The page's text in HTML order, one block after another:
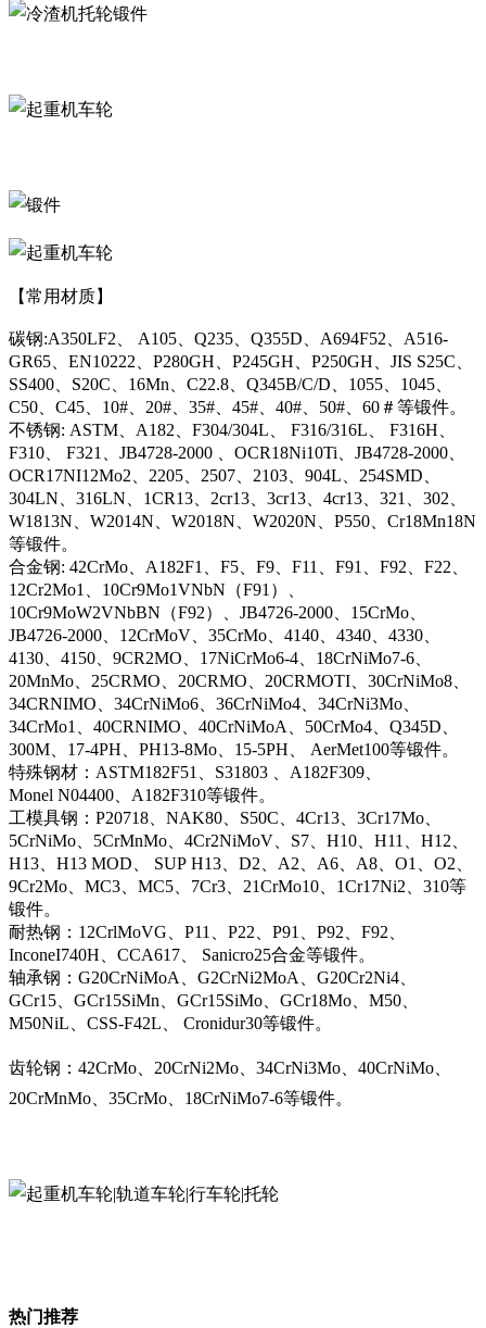
【常用材质】
碳钢:A350LF2、 A105、Q235、Q355D、A694F52、A516-
GR65、EN10222、P280GH、P245GH、P250GH、JIS S25C、
SS400、S20C、16Mn、C22.8、Q345B/C/D、1055、1045、
C50、C45、10#、20#、35#、45#、40#、50#、60＃等锻件。
不锈钢: ASTM、A182、F304/304L、 F316/316L、 F316H、
F310、 F321、JB4728-2000 、OCR18Ni10Ti、JB4728-2000、
OCR17NI12Mo2、2205、2507、2103、904L、254SMD、
304LN、316LN、1CR13、2cr13、3cr13、4cr13、321、302、
W1813N、W2014N、W2018N、W2020N、P550、Cr18Mn18N
等锻件。
合金钢: 42CrMo、A182F1、F5、F9、F11、F91、F92、F22、
12Cr2Mo1、10Cr9Mo1VNbN（F91）、
10Cr9MoW2VNbBN（F92）、JB4726-2000、15CrMo、
JB4726-2000、12CrMoV、35CrMo、4140、4340、4330、
4130、4150、9CR2MO、17NiCrMo6-4、18CrNiMo7-6、
20MnMo、25CRMO、20CRMO、20CRMOTI、30CrNiMo8、
34CRNIMO、34CrNiMo6、36CrNiMo4、34CrNi3Mo、
34CrMo1、40CRNIMO、40CrNiMoA、50CrMo4、Q345D、
300M、17-4PH、PH13-8Mo、15-5PH、 AerMet100等锻件。
特殊钢材：ASTM182F51、S31803 、A182F309、
Monel N04400、A182F310等锻件。
工模具钢：P20718、NAK80、S50C、4Cr13、3Cr17Mo、
5CrNiMo、5CrMnMo、4Cr2NiMoV、S7、H10、H11、H12、
H13、H13 MOD、 SUP H13、D2、A2、A6、A8、O1、O2、
9Cr2Mo、MC3、MC5、7Cr3、21CrMo10、1Cr17Ni2、310等
锻件。
耐热钢：12CrlMoVG、P11、P22、P91、P92、F92、
InconeI740H、CCA617、 Sanicro25合金等锻件。
轴承钢：G20CrNiMoA、G2CrNi2MoA、G20Cr2Ni4、
GCr15、GCr15SiMn、GCr15SiMo、GCr18Mo、M50、
M50NiL、CSS-F42L、 Cronidur30等锻件。
齿轮钢：42CrMo、20CrNi2Mo、34CrNi3Mo、40CrNiMo、
20CrMnMo、35CrMo、18CrNiMo7-6等锻件。
热门推荐